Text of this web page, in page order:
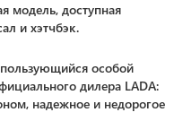
модель, доступная
и хэтчбэк.
особой
дилера LADA:
надежное и недорогое